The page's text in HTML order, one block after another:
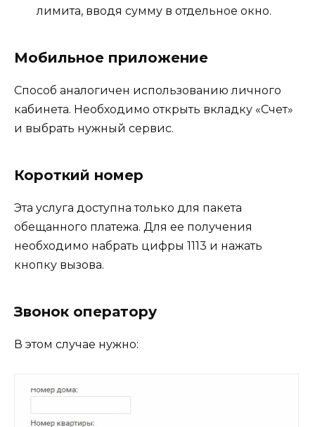
лимита, вводя сумму в отдельное окно.
Мобильное приложение
Способ аналогичен использованию личного
кабинета. Необходимо открыть вкладку «Счет»
и выбрать нужный сервис.
Короткий номер
Эта услуга доступна только для пакета
обещанного платежа. Для ее получения
необходимо набрать цифры 1113 и нажать
кнопку вызова.
Звонок оператору
В этом случае нужно: